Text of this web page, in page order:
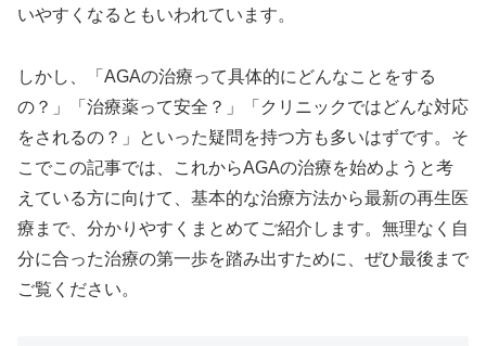
いやすくなるともいわれています。
しかし、「AGAの治療って具体的にどんなことをする
の？」「治療薬って安全？」「クリニックではどんな対応
をされるの？」といった疑問を持つ方も多いはずです。そ
こでこの記事では、これからAGAの治療を始めようと考
えている方に向けて、基本的な治療方法から最新の再生医
療まで、分かりやすくまとめてご紹介します。無理なく自
分に合った治療の第一歩を踏み出すために、ぜひ最後まで
ご覧ください。